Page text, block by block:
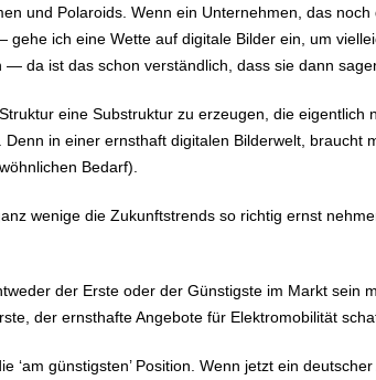
und Polaroids. Wenn ein Unternehmen, das
ich eine Wette auf digitale Bilder ein, um
da ist das schon verständlich, dass sie dann
eine Substruktur zu erzeugen, die eigentlich
in einer ernsthaft digitalen Bilderwelt, braucht
Bedarf).
wenige die Zukunftstrends so richtig ernst
der Erste oder der Günstigste im Markt sein
der ernsthafte Angebote für Elektromobilität
‘am günstigsten’ Position. Wenn jetzt ein